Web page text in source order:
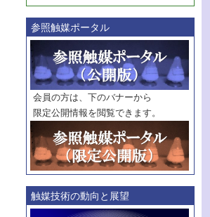
参照触媒ポータル
会員の方は、下のバナーから
限定公開情報を閲覧できます。
触媒技術の動向と展望